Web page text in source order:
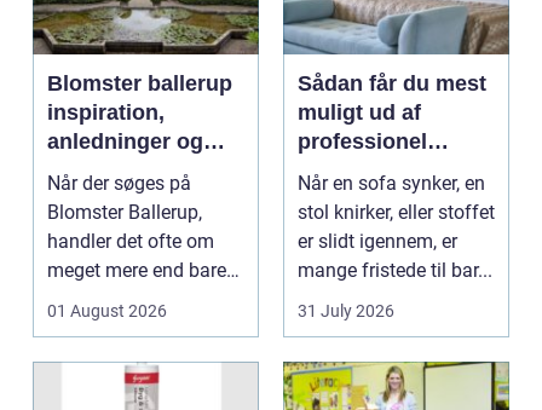
Blomster ballerup
inspiration,
anledninger og
lokale muligheder
Når der søges på
Blomster Ballerup,
handler det ofte om
meget mere end bare
en hurtig buket.
Blomste...
01 August 2026
Sådan får du mest
muligt ud af
professionel
møbelpolstring
Når en sofa synker, en
stol knirker, eller stoffet
er slidt igennem, er
mange fristede til bar...
31 July 2026